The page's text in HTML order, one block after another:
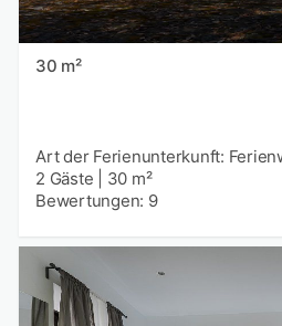
30 m²
Art der Ferienunterkunft:
2 Gäste
30 m²
Bewertungen: 9